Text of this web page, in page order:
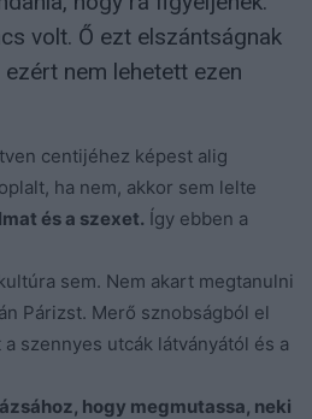
volt. Ő ezt elszántságnak
nem lehetett ezen
centijéhez képest alig
ha nem, akkor sem lelte
és a szexet. Így ebben a
sem. Nem akart megtanulni
Párizst. Merő sznobságból el
szennyes utcák látványától és a
hogy megmutassa, neki